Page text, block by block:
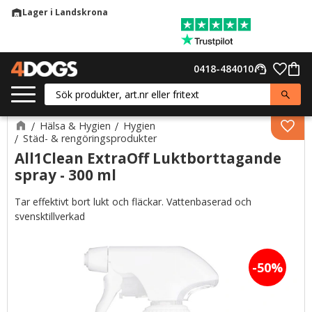
warehouseLager i Landskrona
support_agent
0418-484010
Hälsa & Hygien
Hygien
Städ- & rengöringsprodukter
All1Clean ExtraOff Luktborttagande
spray - 300 ml
Tar effektivt bort lukt och fläckar. Vattenbaserad och
svensktillverkad
50%